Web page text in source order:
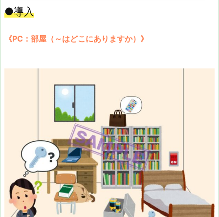
●導入
《PC：部屋（～はどこにありますか）》